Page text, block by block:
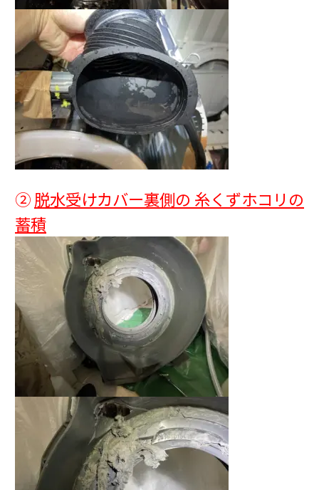
②脱水受けカバー裏側の 糸くずホコリの
蓄積